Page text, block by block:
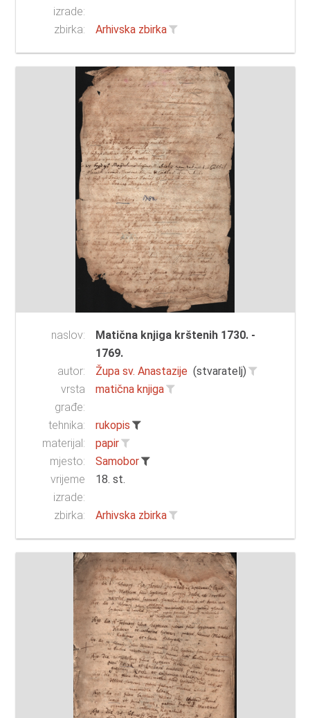
izrade:
zbirka:
Arhivska zbirka
naslov:
Matična knjiga krštenih 1730. -
1769.
autor:
Župa sv. Anastazije (stvaratelj)
vrsta
građe:
matična knjiga
tehnika:
rukopis
materijal:
papir
mjesto:
Samobor
vrijeme
izrade:
18. st.
zbirka: Arhivska zbirka